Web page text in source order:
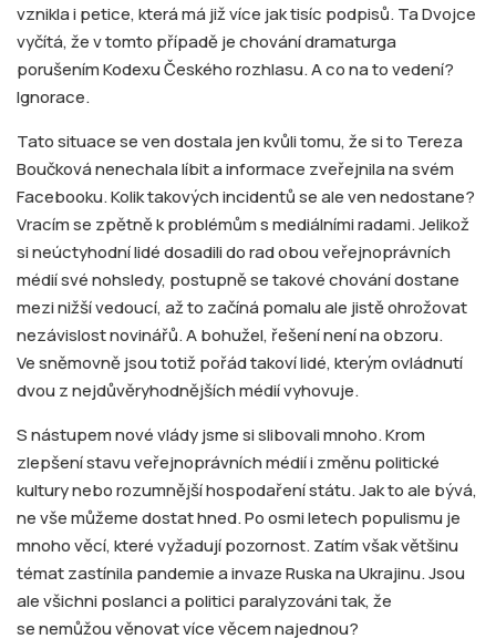
vznikla i petice, která má již více jak tisíc podpisů. Ta Dvojce
vyčítá, že v tomto případě je chování dramaturga
porušením Kodexu Českého rozhlasu. A co na to vedení?
Ignorace.
Tato situace se ven dostala jen kvůli tomu, že si to Tereza
Boučková nenechala líbit a informace zveřejnila na svém
Facebooku. Kolik takových incidentů se ale ven nedostane?
Vracím se zpětně k problémům s mediálními radami. Jelikož
si neúctyhodní lidé dosadili do rad obou veřejnoprávních
médií své nohsledy, postupně se takové chování dostane
mezi nižší vedoucí, až to začíná pomalu ale jistě ohrožovat
nezávislost novinářů. A bohužel, řešení není na obzoru.
Ve sněmovně jsou totiž pořád takoví lidé, kterým ovládnutí
dvou z nejdůvěryhodnějších médií vyhovuje.
S nástupem nové vlády jsme si slibovali mnoho. Krom
zlepšení stavu veřejnoprávních médií i změnu politické
kultury nebo rozumnější hospodaření státu. Jak to ale bývá,
ne vše můžeme dostat hned. Po osmi letech populismu je
mnoho věcí, které vyžadují pozornost. Zatím však většinu
témat zastínila pandemie a invaze Ruska na Ukrajinu. Jsou
ale všichni poslanci a politici paralyzováni tak, že
se nemůžou věnovat více věcem najednou?